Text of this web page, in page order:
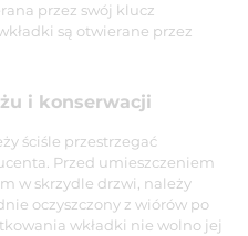
przez swój klucz
są otwierane przez
i konserwacji
ściśle przestrzegać
Przed umieszczeniem
w skrzydle drzwi, należy
oczyszczony z wiórów po
wkładki nie wolno jej